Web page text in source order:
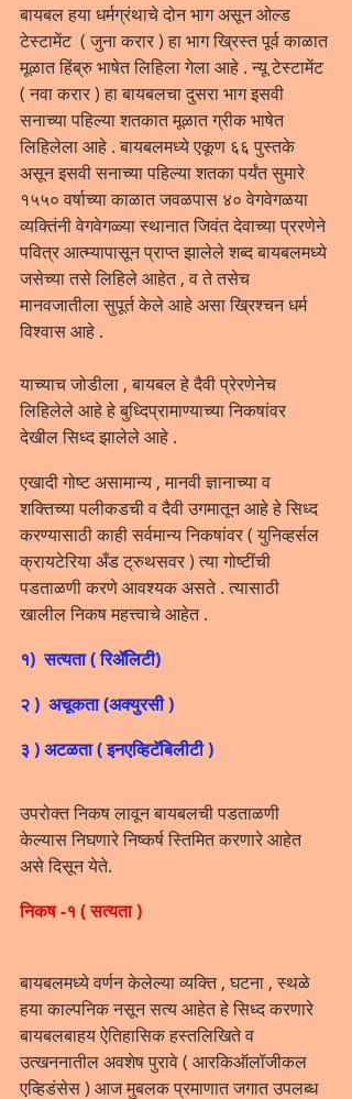
बायबल हया धर्मग्रंथाचे दोन भाग असून ओल्ड
टेस्टामेंट  ( जुना करार ) हा भाग ख्रिस्त पूर्व काळात
मूळात हिंब्रु भाषेत लिहिला गेला आहे . न्यू टेस्टामेंट
( नवा करार ) हा बायबलचा दुसरा भाग इसवी
सनाच्या पहिल्या शतकात मूळात ग्रीक भाषेत
लिहिलेला आहे . बायबलमध्ये एकूण ६६ पुस्तके
असून इसवी सनाच्या पहिल्या शतका पर्यंत सुमारे
१५५० वर्षाच्या काळात जवळपास ४० वेगवेगळया
व्यक्तिंनी वेगवेगळ्या स्थानात जिवंत देवाच्या प्ररणेने
पवित्र आत्म्यापासून प्राप्त झालेले शब्द बायबलमध्ये
जसेच्या तसे लिहिले आहेत , व ते तसेच
मानवजातीला सुपूर्त केले आहे असा ख्रिश्चन धर्म
विश्वास आहे .
याच्याच जोडीला , बायबल हे दैवी प्रेरणेनेच
लिहिलेले आहे हे बुध्दिप्रामाण्याच्या निकषांवर
देखील सिध्द झालेले आहे .
एखादी गोष्ट असामान्य , मानवी ज्ञानाच्या व
शक्तिच्या पलीकडची व दैवी उगमातून आहे हे सिध्द
करण्यासाठी काही सर्वमान्य निकषांवर ( युनिव्हर्सल
क्रायटेरिया अँड ट्रुथसवर ) त्या गोष्टींची
पडताळणी करणे आवश्यक असते . त्यासाठी
खालील निकष महत्त्वाचे आहेत .
१)  सत्यता ( रिॲलिटी)
२ )  अचूकता (अक्युरसी )
३ ) अटळता ( इनएव्हिटॅबिलीटी )
उपरोक्त निकष लावून बायबलची पडताळणी
केल्यास निघणारे निष्कर्ष स्तिमित करणारे आहेत
असे दिसून येते.
निकष -१ ( सत्यता )
बायबलमध्ये वर्णन केलेल्या व्यक्ति , घटना , स्थळे
हया काल्पनिक नसून सत्य आहेत हे सिध्द करणारे
बायबलबाहय ऐतिहासिक हस्तलिखिते व
उत्खननातील अवशेष पुरावे ( आरकिऑलॉजीकल
एव्हिडंसेस ) आज मुबलक प्रमाणात जगात उपलब्ध